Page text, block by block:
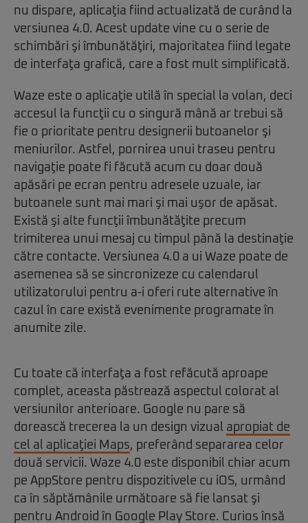
nu dispare, aplicaţia fiind actualizată de curând la
versiunea 4.0. Acest update vine cu o serie de
schimbări şi îmbunătăţiri, majoritatea fiind legate
de interfaţa grafică, care a fost mult simplificată.
Waze este o aplicaţie utilă în special la volan, deci
accesul la funcţii cu o singură mână ar trebui să
fie o prioritate pentru designerii butoanelor şi
meniurilor. Astfel, pornirea unui traseu pentru
navigaţie poate fi făcută acum cu doar două
apăsări pe ecran pentru adresele uzuale, iar
butoanele sunt mai mari şi mai uşor de apăsat.
Există şi alte funcţii îmbunătăţite precum
trimiterea unui mesaj cu timpul până la destinaţie
către contacte. Versiunea 4.0 a ui Waze poate de
asemenea să se sincronizeze cu calendarul
utilizatorului pentru a-i oferi rute alternative în
cazul în care există evenimente programate în
anumite zile.
Cu toate că interfaţa a fost refăcută aproape
complet, aceasta păstrează aspectul colorat al
versiunilor anterioare. Google nu pare să
dorească trecerea la un design vizual apropiat de
cel al aplicaţiei Maps, preferând separarea celor
două servicii. Waze 4.0 este disponibil chiar acum
pe AppStore pentru dispozitivele cu iOS, urmând
ca în săptămânile următoare să fie lansat şi
pentru Android în Google Play Store. Curios însă